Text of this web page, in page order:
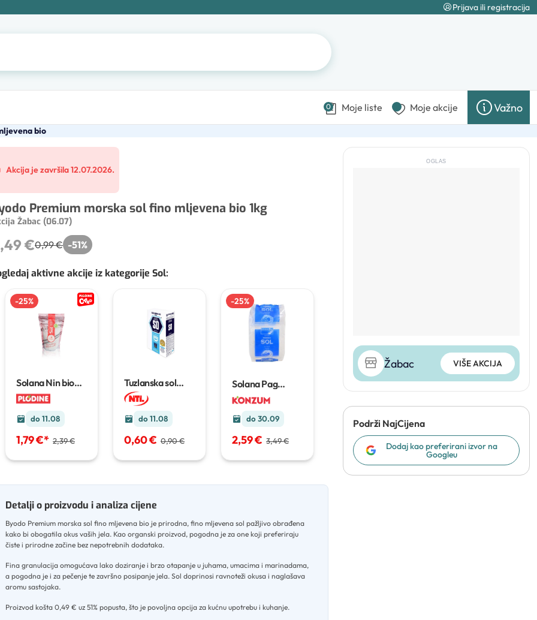
Prijava ili registracija
0 Moje liste Moje akcije Važno
bio
Akcija je završila 12.07.2026.
Premium morska sol fino mljevena bio 1kg
Žabac (06.07)
€0,99 € -51%
aktivne akcije iz kategorije Sol:
-25%
Solana Nin bio
morska sol
do 11.08
1,79 €* 2,39 €
Tuzlanska sol
kuhinjska
do 11.08
0,60 € 0,90 €
-25%
Solana Pag
morska kuhinjska
sol5 kg
do 30.09
2,59 € 3,49 €
Detalji o proizvodu i analiza cijene
Byodo Premium morska sol fino mljevena bio je prirodna, fino mljevena sol pažljivo obrađena
kako bi obogatila okus vaših jela. Kao organski proizvod, pogodna je za one koji preferiraju
čiste i prirodne začine bez nepotrebnih dodataka.
Fina granulacija omogućava lako doziranje i brzo otapanje u juhama, umacima i marinadama,
a pogodna je i za pečenje te završno posipanje jela. Sol doprinosi ravnoteži okusa i naglašava
aromu sastojaka.
Proizvod košta 0,49 € uz 51% popusta, što je povoljna opcija za kućnu upotrebu i kuhanje.
OGLAS
Žabac VIŠE AKCIJA
Podrži NajCijena
Dodaj kao preferirani izvor na
Googleu